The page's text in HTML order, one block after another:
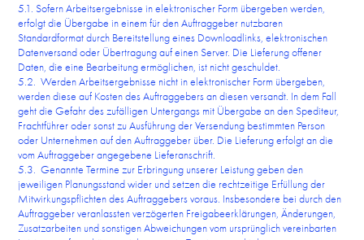
5.1. Sofern Arbeitsergebnisse in elektronischer Form übergeben werden,
erfolgt die Übergabe in einem für den Auftraggeber nutzbaren
Standardformat durch Bereitstellung eines Downloadlinks, elektronischen
Datenversand oder Übertragung auf einen Server. Die Lieferung offener
Daten, die eine Bearbeitung ermöglichen, ist nicht geschuldet.
5.2. Werden Arbeitsergebnisse nicht in elektronischer Form übergeben,
werden diese auf Kosten des Auftraggebers an diesen versandt. In dem Fall
geht die Gefahr des zufälligen Untergangs mit Übergabe an den Spediteur,
Frachtführer oder sonst zu Ausführung der Versendung bestimmten Person
oder Unternehmen auf den Auftraggeber über. Die Lieferung erfolgt an die
vom Auftraggeber angegebene Lieferanschrift.
5.3. Genannte Termine zur Erbringung unserer Leistung geben den
jeweiligen Planungsstand wider und setzen die rechtzeitige Erfüllung der
Mitwirkungspflichten des Auftraggebers voraus. Insbesondere bei durch den
Auftraggeber veranlassten verzögerten Freigabeerklärungen, Änderungen,
Zusatzarbeiten und sonstigen Abweichungen vom ursprünglich vereinbarten